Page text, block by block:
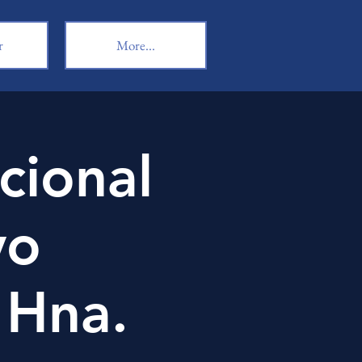
More...